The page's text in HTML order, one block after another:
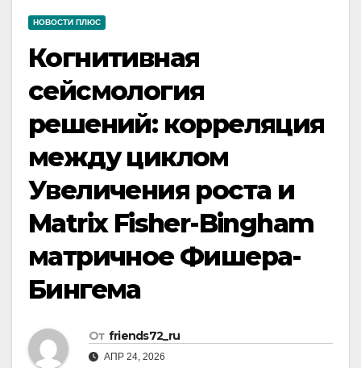
НОВОСТИ ПЛЮС
Когнитивная
сейсмология
решений: корреляция
между циклом
Увеличения роста и
Matrix Fisher-Bingham
матричное Фишера-
Бингема
От friends72_ru
АПР 24, 2026